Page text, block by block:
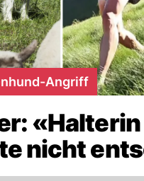
Angriff
nicht